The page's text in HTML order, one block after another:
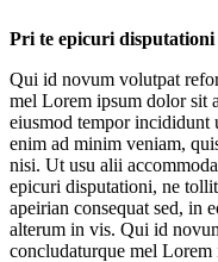
Pri te epicuri disputationi
Qui id novum volutpat
mel Lorem ipsum dolor sit
eiusmod tempor incididunt
enim ad minim veniam,
nisi. Ut usu alii
epicuri disputationi, ne
apeirian consequat sed, in
alterum in vis. Qui id
concludaturque mel Lorem